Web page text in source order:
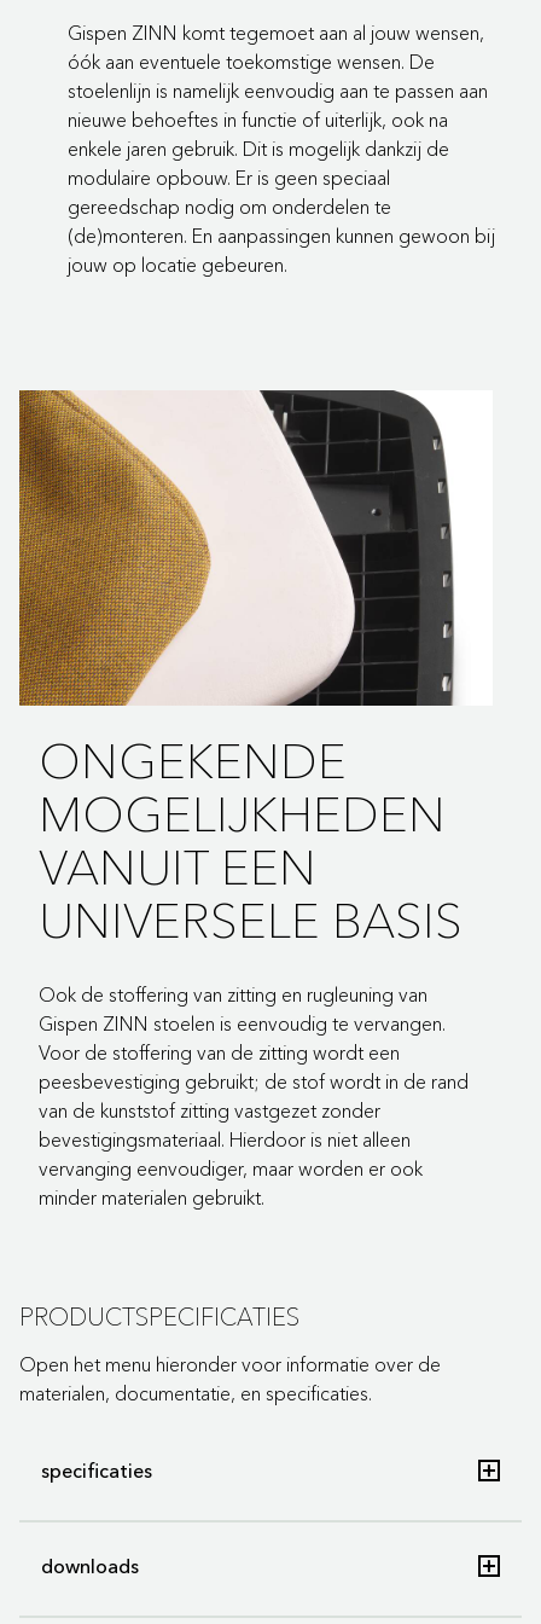
Gispen ZINN komt tegemoet aan al jouw wensen,
óók aan eventuele toekomstige wensen. De
stoelenlijn is namelijk eenvoudig aan te passen aan
nieuwe behoeftes in functie of uiterlijk, ook na
enkele jaren gebruik. Dit is mogelijk dankzij de
modulaire opbouw. Er is geen speciaal
gereedschap nodig om onderdelen te
(de)monteren. En aanpassingen kunnen gewoon bij
jouw op locatie gebeuren.
ONGEKENDE
MOGELIJKHEDEN
VANUIT EEN
UNIVERSELE BASIS
Ook de stoffering van zitting en rugleuning van
Gispen ZINN stoelen is eenvoudig te vervangen.
Voor de stoffering van de zitting wordt een
peesbevestiging gebruikt; de stof wordt in de rand
van de kunststof zitting vastgezet zonder
bevestigingsmateriaal. Hierdoor is niet alleen
vervanging eenvoudiger, maar worden er ook
minder materialen gebruikt.
PRODUCTSPECIFICATIES
Open het menu hieronder voor informatie over de
materialen, documentatie, en specificaties.
specificaties
Merk
downloads